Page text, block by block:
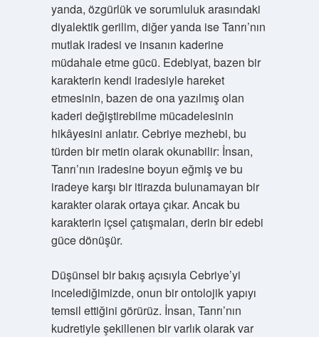
yanda, özgürlük ve sorumluluk arasındaki
diyalektik gerilim, diğer yanda ise Tanrı’nın
mutlak iradesi ve insanın kaderine
müdahale etme gücü. Edebiyat, bazen bir
karakterin kendi iradesiyle hareket
etmesinin, bazen de ona yazılmış olan
kaderi değiştirebilme mücadelesinin
hikâyesini anlatır. Cebriye mezhebi, bu
türden bir metin olarak okunabilir: İnsan,
Tanrı’nın iradesine boyun eğmiş ve bu
iradeye karşı bir itirazda bulunamayan bir
karakter olarak ortaya çıkar. Ancak bu
karakterin içsel çatışmaları, derin bir edebi
güce dönüşür.
Düşünsel bir bakış açısıyla Cebriye’yi
incelediğimizde, onun bir ontolojik yapıyı
temsil ettiğini görürüz. İnsan, Tanrı’nın
kudretiyle şekillenen bir varlık olarak var